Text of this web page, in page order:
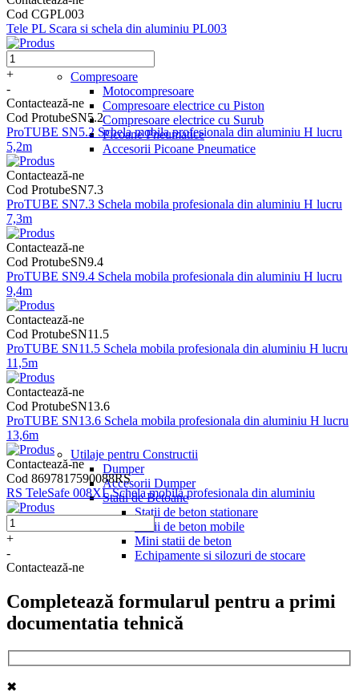
Compresoare
Motocompresoare
Compresoare electrice cu Piston
Compresoare electrice cu Surub
Picoane Pneumatice
Accesorii Picoane Pneumatice
Utilaje pentru Constructii
Dumper
Accesorii Dumper
Statii de Betoane
Statii de beton stationare
Statii de beton mobile
Mini statii de beton
Echipamente si silozuri de stocare
Cod CGPL003
Tele PL Scara si schela din aluminiu PL003
+
-
Contactează-ne
Cod ProtubeSN5.2
ProTUBE SN5.2 Schela mobila profesionala din aluminiu H lucru
5,2m
Contactează-ne
Cod ProtubeSN7.3
ProTUBE SN7.3 Schela mobila profesionala din aluminiu H lucru
7,3m
Contactează-ne
Cod ProtubeSN9.4
ProTUBE SN9.4 Schela mobila profesionala din aluminiu H lucru
9,4m
Contactează-ne
Cod ProtubeSN11.5
ProTUBE SN11.5 Schela mobila profesionala din aluminiu H lucru
11,5m
Contactează-ne
Cod ProtubeSN13.6
ProTUBE SN13.6 Schela mobila profesionala din aluminiu H lucru
13,6m
Contactează-ne
Cod 8697817590088RS
RS TeleSafe 008XL Schela mobila profesionala din aluminiu
+
-
Contactează-ne
Completează formularul pentru a primi
documentatia tehnică
✖